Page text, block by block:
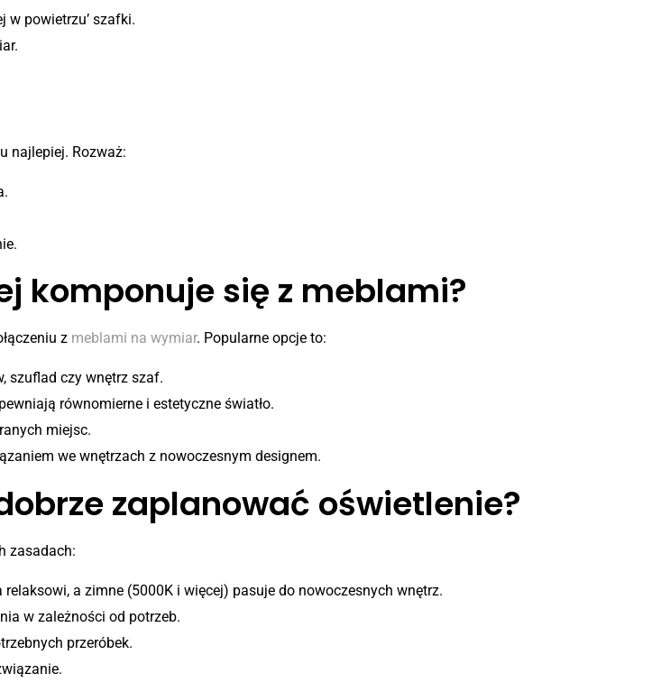
w powietrzu’ szafki.
najlepiej. Rozważ:
komponuje się z meblami?
z meblami na wymiar. Popularne opcje to:
szuflad czy wnętrz szaf.
równomierne i estetyczne światło.
miejsc.
we wnętrzach z nowoczesnym designem.
zaplanować oświetlenie?
zasadach:
a zimne (5000K i więcej) pasuje do nowoczesnych wnętrz.
w zależności od potrzeb.
przeróbek.